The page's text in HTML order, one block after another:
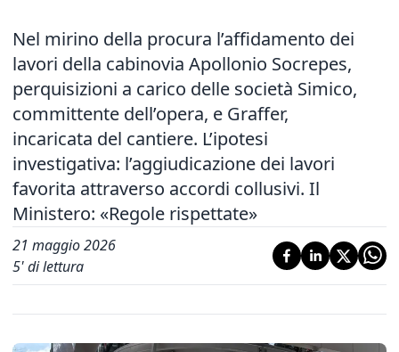
Nel mirino della procura l’affidamento dei
lavori della cabinovia Apollonio Socrepes,
perquisizioni a carico delle società Simico,
committente dell’opera, e Graffer,
incaricata del cantiere. L’ipotesi
investigativa: l’aggiudicazione dei lavori
favorita attraverso accordi collusivi. Il
Ministero: «Regole rispettate»
21 maggio 2026
5' di lettura